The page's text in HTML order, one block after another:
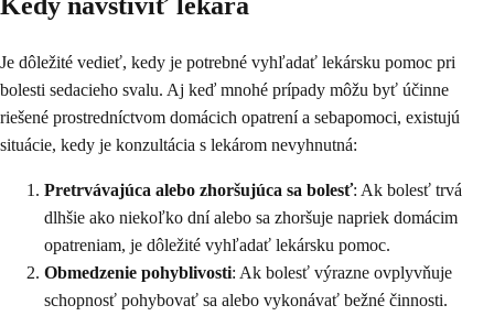
Je dôležité vedieť, kedy je potrebné vyhľadať lekársku pomoc pri
bolesti sedacieho svalu. Aj keď mnohé prípady môžu byť účinne
riešené prostredníctvom domácich opatrení a sebapomoci, existujú
situácie, kedy je konzultácia s lekárom nevyhnutná:
Pretrvávajúca alebo zhoršujúca sa bolesť: Ak bolesť trvá
dlhšie ako niekoľko dní alebo sa zhoršuje napriek domácim
opatreniam, je dôležité vyhľadať lekársku pomoc.
Obmedzenie pohyblivosti: Ak bolesť výrazne ovplyvňuje
schopnosť pohybovať sa alebo vykonávať bežné činnosti.